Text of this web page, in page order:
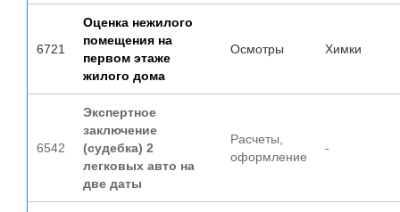
6721
Оценка нежилого
помещения на
первом этаже
жилого дома
Осмотры Химки
6542
Экспертное
заключение
(судебка) 2
легковых авто на
две даты
Расчеты,
оформление
-